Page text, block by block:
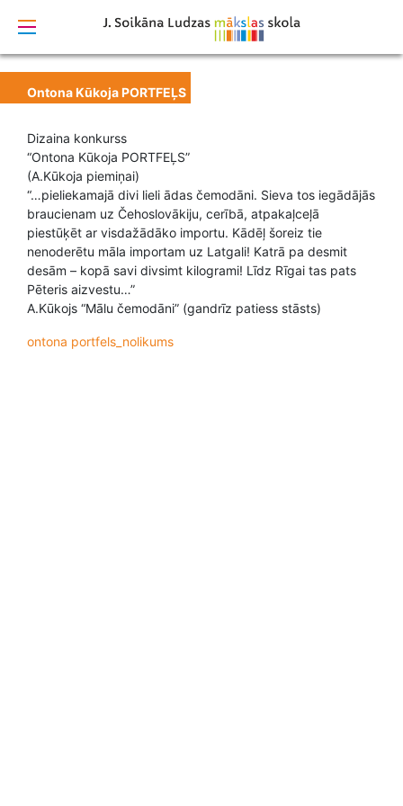
Ontona Kūkoja PORTFEĻS
Dizaina konkurss
“Ontona Kūkoja PORTFEĻS”
(A.Kūkoja piemiņai)
“…pieliekamajā divi lieli ādas čemodāni. Sieva tos iegādājās
braucienam uz Čehoslovākiju, cerībā, atpakaļceļā
piestūķēt ar visdažādāko importu. Kādēļ šoreiz tie
nenoderētu māla importam uz Latgali! Katrā pa desmit
desām – kopā savi divsimt kilogrami! Līdz Rīgai tas pats
Pēteris aizvestu…”
A.Kūkojs “Mālu čemodāni” (gandrīz patiess stāsts)
ontona portfels_nolikums
izstrādāts